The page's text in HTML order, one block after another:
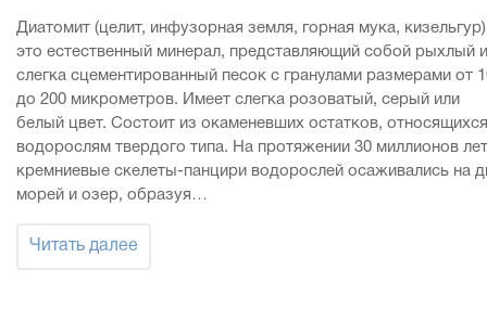
Диатомит (целит, инфузорная земля, горная мука,
это естественный минерал, представляющий собой рыхлый
слегка сцементированный песок с гранулами размерами от
до 200 микрометров. Имеет слегка розоватый, серый или
белый цвет. Состоит из окаменевших остатков,
водорослям твердого типа. На протяжении 30 миллионов лет
кремниевые скелеты-панцири водорослей осаживались на
морей и озер, образуя…
Читать далее